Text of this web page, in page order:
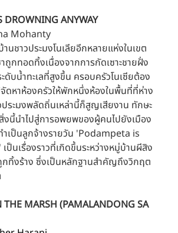
DROWNING ANYWAY
Mohanty
นชาวประมงโนเลียอีกหลายแห่งในเขต
ถูกทอดทิ้งเนื่องจากการกัดเซาะชายฝั่ง
ดับน้ำทะเลที่สูงขึ้น ครอบครัวโนเซียต้อง
ดหาห้องครัวให้พักหนึ่งห้องในพื้นที่ที่ห่าง
ประมงพลัดถิ่นเหล่านี้ก็สูญเสียงาน ทักษะ
งนี้นำไปสู่การอพยพของผู้คนไปยังเมือง
ำเป็นลูกจ้างรายวัน 'Podampeta is
นเรื่องราวที่เกิดขึ้นระหว่างหมู่บ้านผีสิง
กทิ้งร้าง ซึ่งเป็นหลักฐานสำคัญถึงวิกฤต
THE MARSH (PAMALANDONG SA